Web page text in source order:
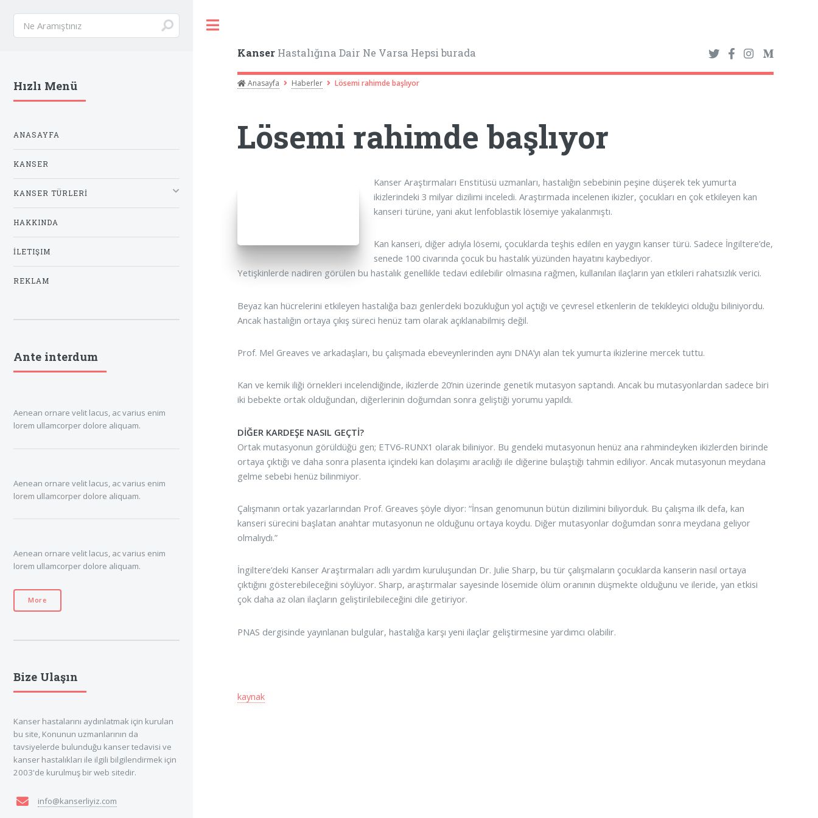
Kanser Hastalığına Dair Ne Varsa Hepsi burada
Anasayfa Haberler Lösemi rahimde başlıyor
Lösemi rahimde başlıyor
Kanser Araştırmaları Enstitüsü uzmanları, hastalığın sebebinin peşine düşerek tek yumurta
ikizlerindeki 3 milyar dizilimi inceledi. Araştırmada incelenen ikizler, çocukları en çok etkileyen kan
kanseri türüne, yani akut lenfoblastik lösemiye yakalanmıştı.
Kan kanseri, diğer adıyla lösemi, çocuklarda teşhis edilen en yaygın kanser türü. Sadece İngiltere’de,
senede 100 civarında çocuk bu hastalık yüzünden hayatını kaybediyor.
Yetişkinlerde nadiren görülen bu hastalık genellikle tedavi edilebilir olmasına rağmen, kullanılan ilaçların yan etkileri rahatsızlık verici.
Beyaz kan hücrelerini etkileyen hastalığa bazı genlerdeki bozukluğun yol açtığı ve çevresel etkenlerin de tekikleyici olduğu biliniyordu.
Ancak hastalığın ortaya çıkış süreci henüz tam olarak açıklanabilmiş değil.
Prof. Mel Greaves ve arkadaşları, bu çalışmada ebeveynlerinden aynı DNA’yı alan tek yumurta ikizlerine mercek tuttu.
Kan ve kemik iliği örnekleri incelendiğinde, ikizlerde 20’nin üzerinde genetik mutasyon saptandı. Ancak bu mutasyonlardan sadece biri
iki bebekte ortak olduğundan, diğerlerinin doğumdan sonra geliştiği yorumu yapıldı.
DİĞER KARDEŞE NASIL GEÇTİ?
Ortak mutasyonun görüldüğü gen; ETV6-RUNX1 olarak biliniyor. Bu gendeki mutasyonun henüz ana rahmindeyken ikizlerden birinde
ortaya çıktığı ve daha sonra plasenta içindeki kan dolaşımı aracılığı ile diğerine bulaştığı tahmin ediliyor. Ancak mutasyonun meydana
gelme sebebi henüz bilinmiyor.
Çalışmanın ortak yazarlarından Prof. Greaves şöyle diyor: “İnsan genomunun bütün dizilimini biliyorduk. Bu çalışma ilk defa, kan
kanseri sürecini başlatan anahtar mutasyonun ne olduğunu ortaya koydu. Diğer mutasyonlar doğumdan sonra meydana geliyor
olmalıydı.”
İngiltere’deki Kanser Araştırmaları adlı yardım kuruluşundan Dr. Julie Sharp, bu tür çalışmaların çocuklarda kanserin nasıl ortaya
çıktığını gösterebileceğini söylüyor. Sharp, araştırmalar sayesinde lösemide ölüm oranının düşmekte olduğunu ve ileride, yan etkisi
çok daha az olan ilaçların geliştirilebileceğini dile getiriyor.
PNAS dergisinde yayınlanan bulgular, hastalığa karşı yeni ilaçlar geliştirmesine yardımcı olabilir.
kaynak
Hızlı Menü
ANASAYFA
KANSER
KANSER TÜRLERİ
HAKKINDA
İLETIŞIM
REKLAM
Ante interdum
Aenean ornare velit lacus, ac varius enim
lorem ullamcorper dolore aliquam.
Aenean ornare velit lacus, ac varius enim
lorem ullamcorper dolore aliquam.
Aenean ornare velit lacus, ac varius enim
lorem ullamcorper dolore aliquam.
More
Bize Ulaşın
Kanser hastalarını aydınlatmak için kurulan
bu site, Konunun uzmanlarının da
tavsiyelerde bulunduğu kanser tedavisi ve
kanser hastalıkları ile ilgili bilgilendirmek için
2003'de kurulmuş bir web sitedir.
info@kanserliyiz.com